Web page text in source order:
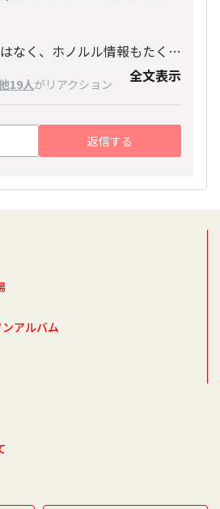
なく、ホノルル情報もたくさ
しみにしていてください。
19人がリアクション 全文表示
返信する
アルバム